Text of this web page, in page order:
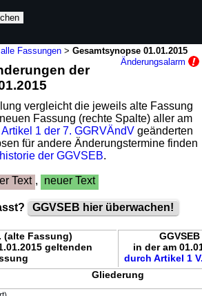
alle Fassungen >Gesamtsynopse 01.01.2015
Änderungsalarm
der
vergleicht die jeweils alte Fassung
Fassung (rechte Spalte) aller am
Artikel 1 der 7. GGRVÄndV geänderten
für andere Änderungstermine finden
der GGVSEB.
Text , neuer Text
GGVSEB hier überwachen!
(alte Fassung)
geltenden
in der am
durch Artikel 1
Gliederung